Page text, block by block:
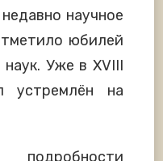
научное
юбилей
Уже в XVIII
устремлён на